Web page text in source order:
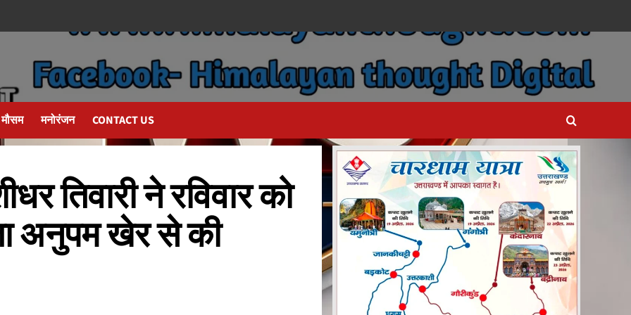
मौसम मनोरंजन CONTACT US
तिवारी ने रविवार को
अनुपम खेर से की